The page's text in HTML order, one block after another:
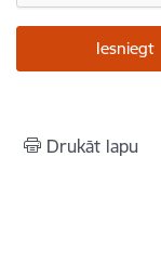
Drukāt lapu